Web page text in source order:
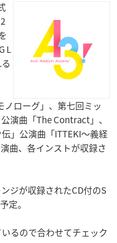
L
ローグ」、第七回ミッ
演曲「The Contract」、
」公演曲「ITTEKI～義経
曲、各インストが収録さ
ジが収録されたCD付のS
定。
るので合わせてチェック